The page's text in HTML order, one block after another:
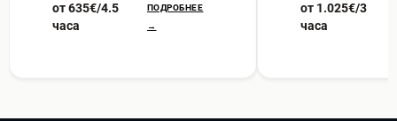
от 635€/4.5
часа
ПОДРОБНЕЕ
→
от 1.025€/3
часа